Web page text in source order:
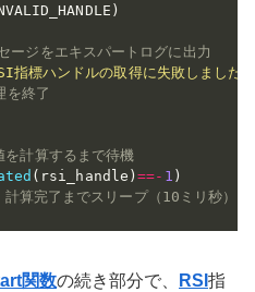
)
ジをエキスパートログに出力
指標ハンドルの取得に失敗しました
終了
計算するまで待機
( rsi_handle )==- 1 )
算完了までスリープ（10ミリ秒）
関数の続き部分で、 RSI 指